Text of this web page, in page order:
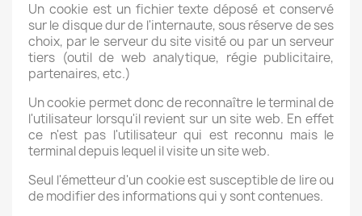
Un cookie est un fichier texte déposé et conservé
sur le disque dur de l'internaute, sous réserve de ses
choix, par le serveur du site visité ou par un serveur
tiers (outil de web analytique, régie publicitaire,
partenaires, etc.)
Un cookie permet donc de reconnaître le terminal de
l'utilisateur lorsqu'il revient sur un site web. En effet
ce n'est pas l'utilisateur qui est reconnu mais le
terminal depuis lequel il visite un site web.
Seul l'émetteur d'un cookie est susceptible de lire ou
de modifier des informations qui y sont contenues.